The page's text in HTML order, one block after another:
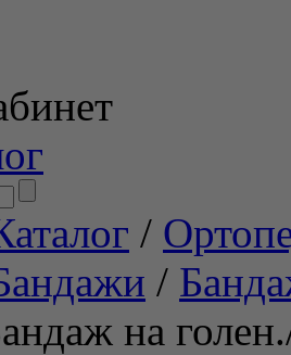
/
/
на